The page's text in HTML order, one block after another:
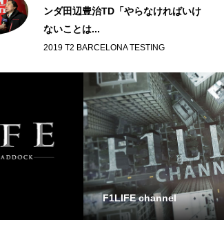
ンダ田辺豊治TD「やらなければいけ
ないことは...
2019 T2 BARCELONA TESTING
F1LIFE channel